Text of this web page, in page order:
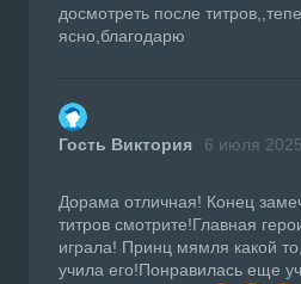
досмотреть после
ясно,благодарю
Гость Виктория 6 июля
Дорама отличная! Конец
титров смотрите!Главная
играла! Принц мямля какой
учила его!Понравилась еще